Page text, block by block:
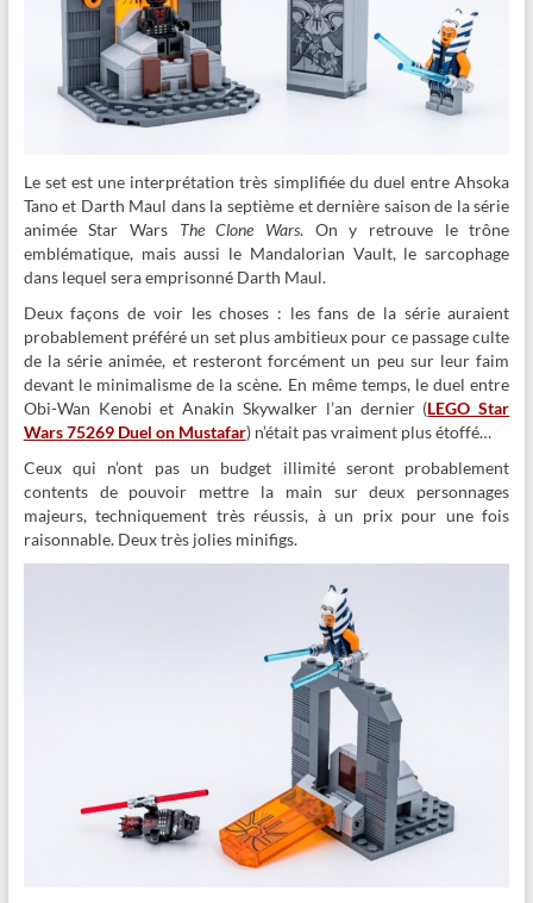
Le set est une interprétation très simplifiée du duel entre Ahsoka
Tano et Darth Maul dans la septième et dernière saison de la série
animée Star Wars The Clone Wars. On y retrouve le trône
emblématique, mais aussi le Mandalorian Vault, le sarcophage
dans lequel sera emprisonné Darth Maul.
Deux façons de voir les choses : les fans de la série auraient
probablement préféré un set plus ambitieux pour ce passage culte
de la série animée, et resteront forcément un peu sur leur faim
devant le minimalisme de la scène. En même temps, le duel entre
Obi-Wan Kenobi et Anakin Skywalker l’an dernier (LEGO Star
Wars 75269 Duel on Mustafar) n’était pas vraiment plus étoffé…
Ceux qui n’ont pas un budget illimité seront probablement
contents de pouvoir mettre la main sur deux personnages
majeurs, techniquement très réussis, à un prix pour une fois
raisonnable. Deux très jolies minifigs.